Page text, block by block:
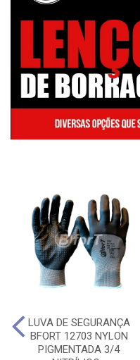
LUVA DE SEGURANÇA
BFORT 12703 NYLON
PIGMENTADA 3/4